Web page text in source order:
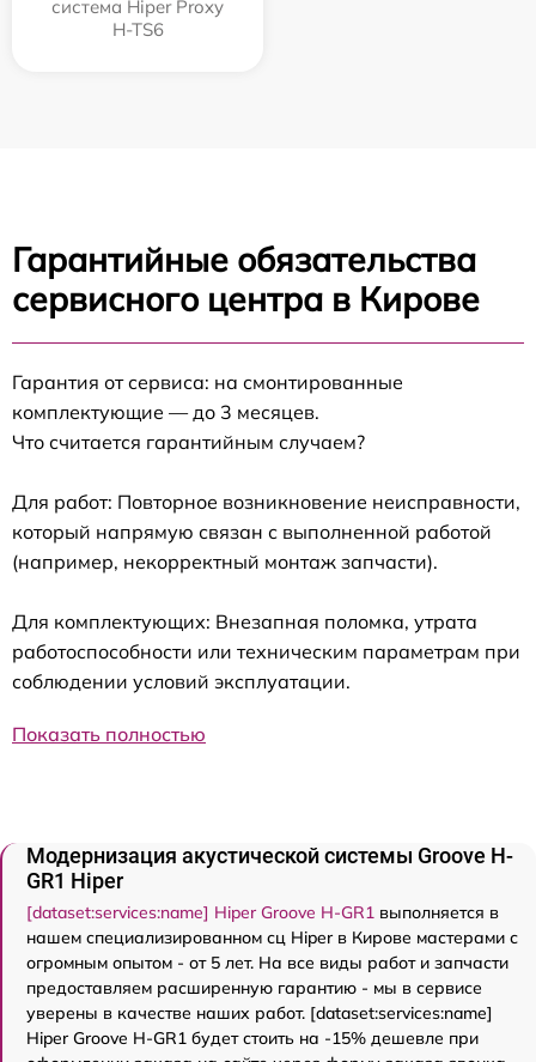
система Hiper Proxy
H-TS6
Гарантийные обязательства
сервисного центра в Кирове
Гарантия от сервиса: на смонтированные
комплектующие — до 3 месяцев.
Что считается гарантийным случаем?
Для работ: Повторное возникновение неисправности,
который напрямую связан с выполненной работой
(например, некорректный монтаж запчасти).
Для комплектующих: Внезапная поломка, утрата
работоспособности или техническим параметрам при
соблюдении условий эксплуатации.
Показать полностью
Модернизация акустической системы Groove H-
GR1 Hiper
[dataset:services:name] Hiper Groove H-GR1 выполняется в
нашем специализированном сц Hiper в Кирове мастерами с
огромным опытом - от 5 лет. На все виды работ и запчасти
предоставляем расширенную гарантию - мы в сервисе
уверены в качестве наших работ. [dataset:services:name]
Hiper Groove H-GR1 будет стоить на -15% дешевле при